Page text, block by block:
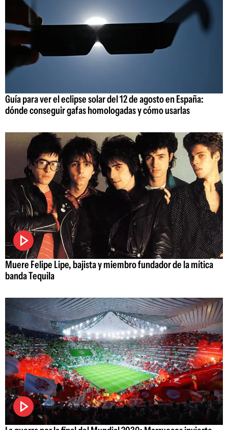
Guía para ver el eclipse solar del 12 de agosto en España:
dónde conseguir gafas homologadas y cómo usarlas
Muere Felipe Lipe, bajista y miembro fundador de la mítica
banda Tequila